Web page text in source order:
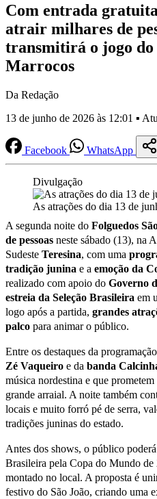
Com entrada
atrair milhares de
transmitirá o jogo
Marrocos
Da Redação
13 de junho de 2026 às 12:01 ▪
Facebook WhatsApp
Divulgação
As atrações do dia 13 de
A segunda noite do Folguedos
de pessoas neste sábado (13), na
Sudeste Teresina, com uma
tradição junina e a emoção da
realizado com apoio do Governo
estreia da Seleção Brasileira em
logo após a partida, grandes
palco para animar o público.
Entre os destaques da
Zé Vaqueiro e da banda
música nordestina e que
grande arraial. A noite também
locais e muito forró pé de serra,
tradições juninas do estado.
Antes dos shows, o público
Brasileira pela Copa do Mundo de
montado no local. A proposta é
festivo do São João, criando uma